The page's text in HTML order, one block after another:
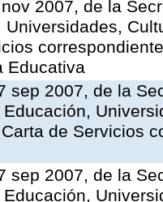
2007, de la
Universidades,
Educativa
sep 2007, de la
de Servicios
sep 2007, de la